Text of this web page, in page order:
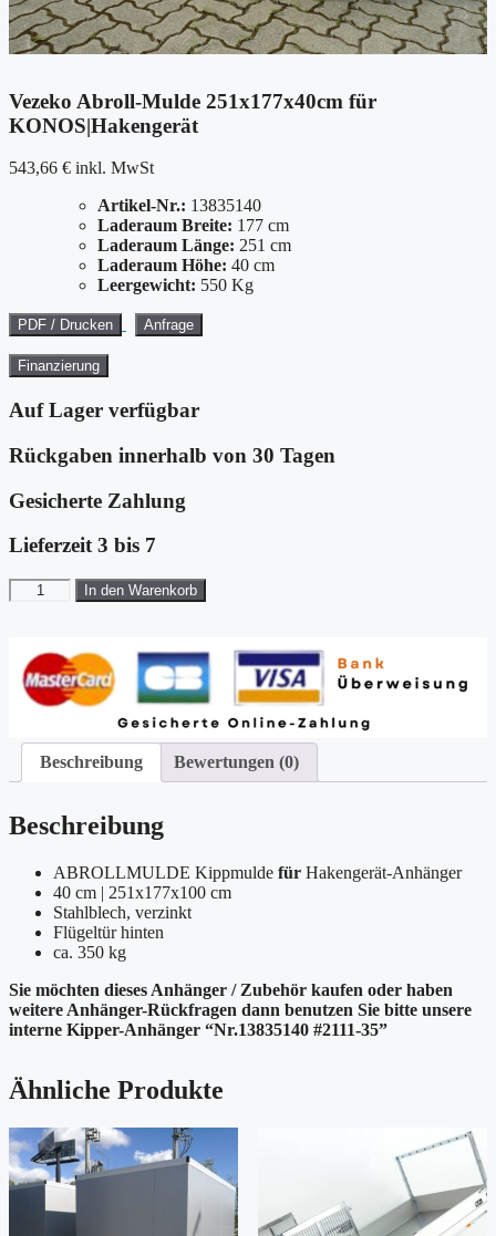
Vezeko Abroll-Mulde 251x177x40cm für
KONOS|Hakengerät
543,66 € inkl. MwSt
Artikel-Nr.: 13835140
Laderaum Breite: 177 cm
Laderaum Länge: 251 cm
Laderaum Höhe: 40 cm
Leergewicht: 550 Kg
PDF / Drucken Anfrage
Finanzierung
Auf Lager verfügbar
Rückgaben innerhalb von 30 Tagen
Gesicherte Zahlung
Lieferzeit 3 bis 7
Vezeko
Abroll-
für
KONOS|Hakengerät
Menge
In den Warenkorb
Beschreibung Bewertungen (0)
Beschreibung
ABROLLMULDE Kippmulde für Hakengerät-Anhänger
40 cm | 251x177x100 cm
Stahlblech, verzinkt
Flügeltür hinten
ca. 350 kg
Sie möchten dieses Anhänger / Zubehör kaufen oder haben
weitere Anhänger-Rückfragen dann benutzen Sie bitte unsere
interne Kipper-Anhänger “Nr.13835140 #2111-35”
Ähnliche Produkte